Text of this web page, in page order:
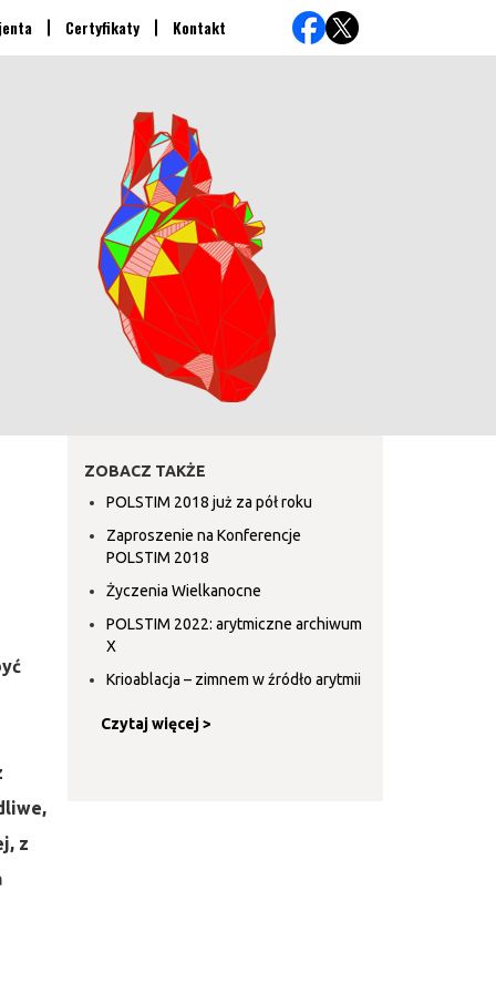
Certyfikaty Kontakt
z
ZOBACZ TAKŻE
POLSTIM 2018 już za pół roku
Zaproszenie na Konferencje
POLSTIM 2018
Życzenia Wielkanocne
POLSTIM 2022: arytmiczne archiwum
X
Krioablacja – zimnem w źródło arytmii
Czytaj więcej >